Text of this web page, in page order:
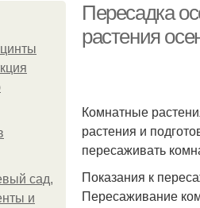
сад,
и
Пересадка
растения
Комнатные
растения и
пересаживать
Показания к
Пересаживание